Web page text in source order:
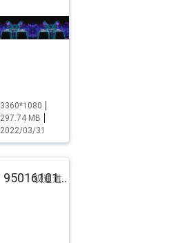
3360*1080
297.74 MB
2022/03/31
95016101.pst.zip
双通道